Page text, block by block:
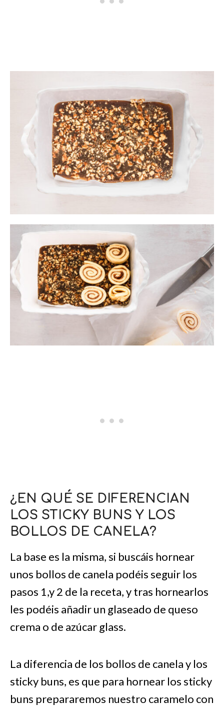
¿EN QUÉ SE DIFERENCIAN
LOS STICKY BUNS Y LOS
BOLLOS DE CANELA?
La base es la misma, si buscáis hornear
unos bollos de canela podéis seguir los
pasos 1,y 2 de la receta, y tras hornearlos
les podéis añadir un glaseado de queso
crema o de azúcar glass.
La diferencia de los bollos de canela y los
sticky buns, es que para hornear los sticky
buns prepararemos nuestro caramelo con